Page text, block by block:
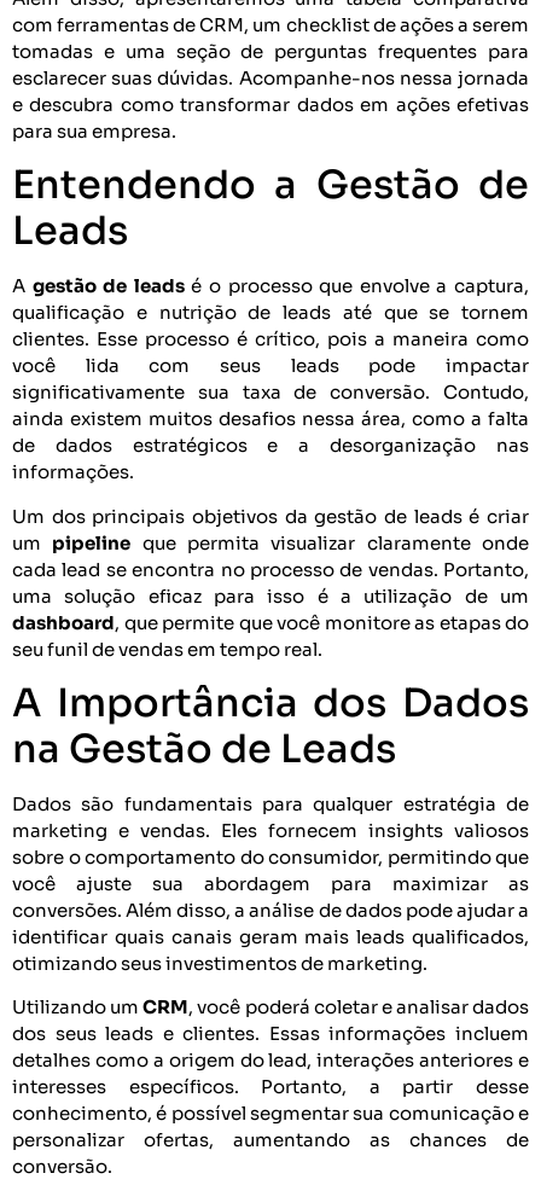
com ferramentas de CRM, um checklist de ações a serem
tomadas e uma seção de perguntas frequentes para
esclarecer suas dúvidas. Acompanhe-nos nessa jornada
e descubra como transformar dados em ações efetivas
para sua empresa.
Entendendo a Gestão de
Leads
A gestão de leadsé o processo que envolve a captura,
qualificação e nutrição de leads até que se tornem
clientes. Esse processo é crítico, pois a maneira como
você lida com seus leads pode impactar
significativamente sua taxa de conversão. Contudo,
ainda existem muitos desafios nessa área, como a falta
de dados estratégicos e a desorganização nas
informações.
Um dos principais objetivos da gestão de leads é criar
um pipeline que permita visualizar claramente onde
cada lead se encontra no processo de vendas. Portanto,
uma solução eficaz para isso é a utilização de um
dashboard, que permite que você monitore as etapas do
seu funil de vendas em tempo real.
A Importância dos Dados
na Gestão de Leads
Dados são fundamentais para qualquer estratégia de
marketing e vendas. Eles fornecem insights valiosos
sobre o comportamento do consumidor, permitindo que
você ajuste sua abordagem para maximizar as
conversões. Além disso, a análise de dados pode ajudar a
identificar quais canais geram mais leads qualificados,
otimizando seus investimentos de marketing.
Utilizando umCRM, você poderá coletar e analisar dados
dos seus leads e clientes. Essas informações incluem
detalhes como a origem do lead, interações anteriores e
interesses específicos. Portanto, a partir desse
conhecimento, é possível segmentar sua comunicação e
personalizar ofertas, aumentando as chances de
conversão.